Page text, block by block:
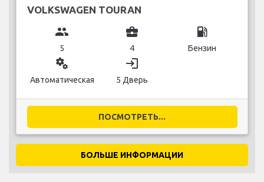
VOLKSWAGEN TOURAN
group
5
business_center
4
local_gas_station
Бензин
miscellaneous_services
Автоматическая
login
5 Дверь
ПОСМОТРЕТЬ...
БОЛЬШЕ ИНФОРМАЦИИ